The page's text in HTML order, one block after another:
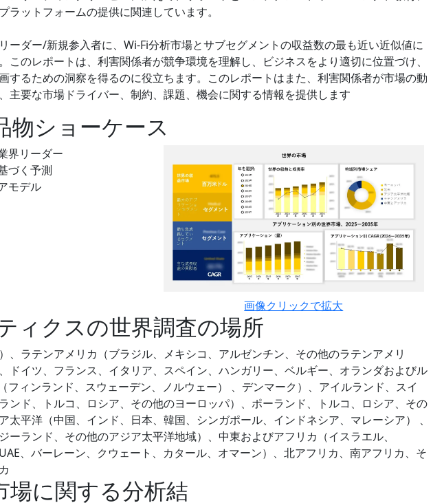
ラットフォームの提供に関連しています。
ーダー/新規参入者に、Wi-Fi分析市場とサブセグメントの収益数の最も近い近似値に
このレポートは、利害関係者が競争環境を理解し、ビジネスをより適切に位置づけ、
するための洞察を得るのに役立ちます。このレポートはまた、利害関係者が市場の動
主要な市場ドライバー、制約、課題、機会に関する情報を提供します
物ショーケース
界リーダー
づく予測
モデル
画像クリックで拡大
ィクスの世界調査の場所
、ラテンアメリカ（ブラジル、メキシコ、アルゼンチン、その他のラテンアメリ
ドイツ、フランス、イタリア、スペイン、ハンガリー、ベルギー、オランダおよびル
フィンランド、スウェーデン、ノルウェー） 、デンマーク）、アイルランド、スイ
ンド、トルコ、ロシア、その他のヨーロッパ）、ポーランド、トルコ、ロシア、その
太平洋（中国、インド、日本、韓国、シンガポール、インドネシア、マレーシア） 、
ーランド、その他のアジア太平洋地域）、中東およびアフリカ（イスラエル、
、バーレーン、クウェート、カタール、オマーン）、北アフリカ、南アフリカ、そ
場に関する分析結